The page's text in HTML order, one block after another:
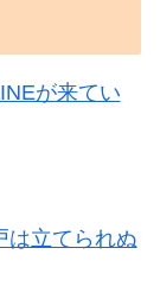
が来てい
は立てられぬ